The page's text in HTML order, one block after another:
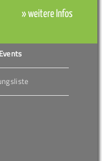
» weitere Infos